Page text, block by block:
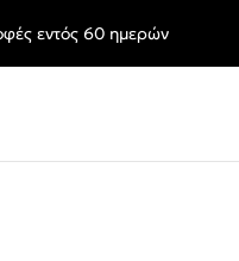
που θες.
εντός 60 ημερών